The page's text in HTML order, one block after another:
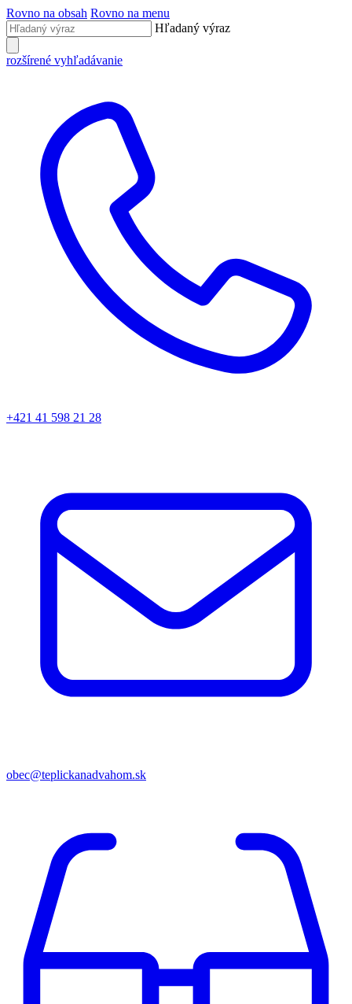
Rovno na obsah Rovno na menu
Hľadaný výraz
rozšírené vyhľadávanie
+421 41 598 21 28
obec@teplickanadvahom.sk